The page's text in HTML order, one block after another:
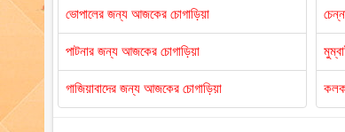
ভোপালের জন্য আজকের চোগাড়িয়া
পাটনার জন্য আজকের চোগাড়িয়া
গাজিয়াবাদের জন্য আজকের চোগাড়িয়া